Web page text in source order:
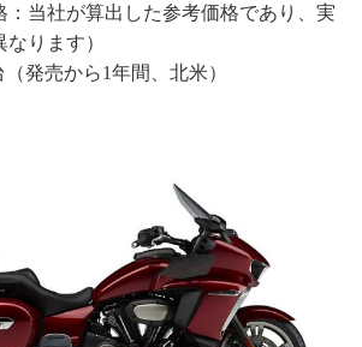
：当社が算出した参考価格であり、実
ります）
（発売から1年間、北米）